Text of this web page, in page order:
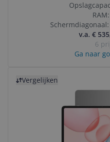
RAM:
Schermdiagonaal:
v.a. €
6
Ga naar
Vergelijken